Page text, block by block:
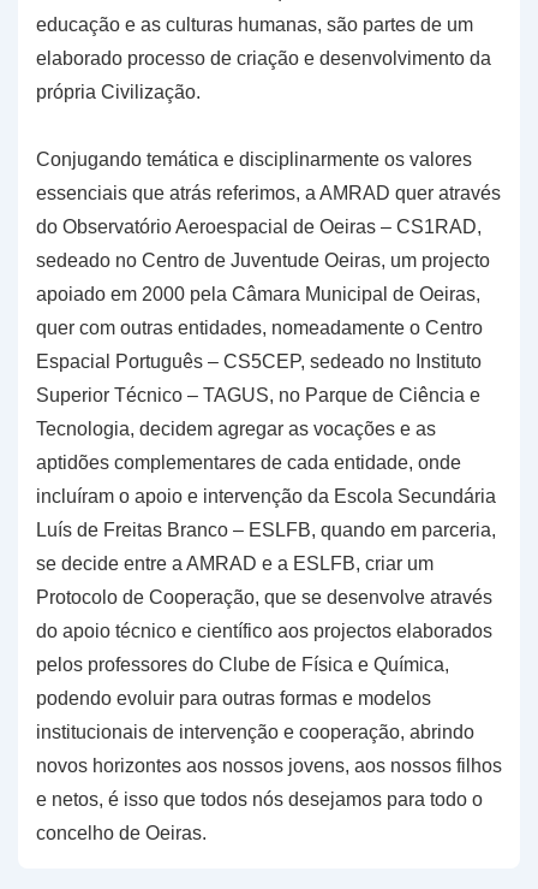
educação e as culturas humanas, são partes de um
elaborado processo de criação e desenvolvimento da
própria Civilização.
Conjugando temática e disciplinarmente os valores
essenciais que atrás referimos, a AMRAD quer através
do Observatório Aeroespacial de Oeiras – CS1RAD,
sedeado no Centro de Juventude Oeiras, um projecto
apoiado em 2000 pela Câmara Municipal de Oeiras,
quer com outras entidades, nomeadamente o Centro
Espacial Português – CS5CEP, sedeado no Instituto
Superior Técnico – TAGUS, no Parque de Ciência e
Tecnologia, decidem agregar as vocações e as
aptidões complementares de cada entidade, onde
incluíram o apoio e intervenção da Escola Secundária
Luís de Freitas Branco – ESLFB, quando em parceria,
se decide entre a AMRAD e a ESLFB, criar um
Protocolo de Cooperação, que se desenvolve através
do apoio técnico e científico aos projectos elaborados
pelos professores do Clube de Física e Química,
podendo evoluir para outras formas e modelos
institucionais de intervenção e cooperação, abrindo
novos horizontes aos nossos jovens, aos nossos filhos
e netos, é isso que todos nós desejamos para todo o
concelho de Oeiras.